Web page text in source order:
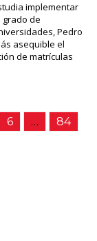
implementar
grado de
Pedro
asequible el
de matrículas
6 …
84